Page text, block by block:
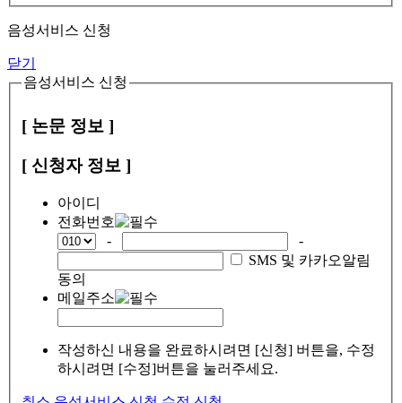
음성서비스 신청
닫기
음성서비스 신청
[ 논문 정보 ]
[ 신청자 정보 ]
아이디
전화번호
-
-
SMS 및 카카오알림
동의
메일주소
작성하신 내용을 완료하시려면 [신청] 버튼을, 수정
하시려면 [수정]버튼을 눌러주세요.